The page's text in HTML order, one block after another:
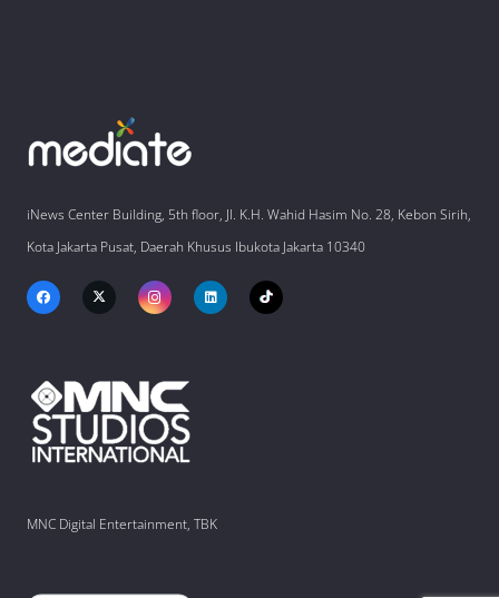
iNews Center Building, 5th floor, Jl. K.H. Wahid Hasim No. 28, Kebon Sirih,
Kota Jakarta Pusat, Daerah Khusus Ibukota Jakarta 10340
MNC Digital Entertainment, TBK